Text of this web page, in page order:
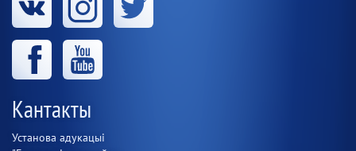
Кантакты
Установа адукацыі